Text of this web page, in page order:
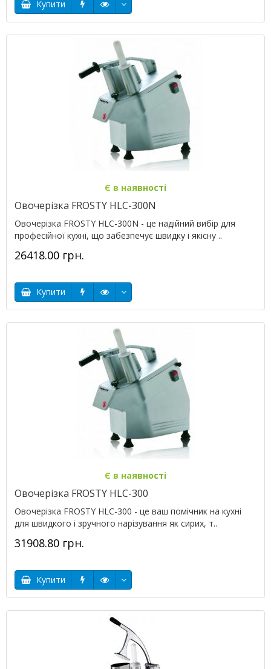
Купити
Є в наявності
Овочерізка FROSTY HLC-300N
Овочерізка FROSTY HLC-300N - це надійний вибір для
професійної кухні, що забезпечує швидку і якісну ..
26418.00 грн.
Купити
Є в наявності
Овочерізка FROSTY HLC-300
Овочерізка FROSTY HLC-300 - це ваш помічник на кухні
для швидкого і зручного нарізування як сирих, т..
31908.80 грн.
Купити